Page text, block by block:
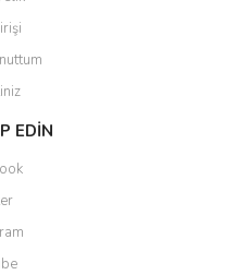
EDİN